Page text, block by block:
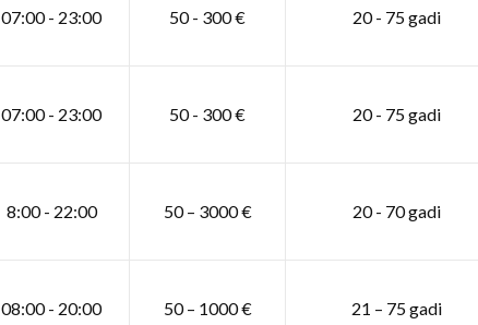
07:00 - 23:00 50 - 300 € 20 - 75 gadi
07:00 - 23:00 50 - 300 € 20 - 75 gadi
8:00 - 22:00 50 – 3000 € 20 - 70 gadi
08:00 - 20:00 50 – 1000 € 21 – 75 gadi